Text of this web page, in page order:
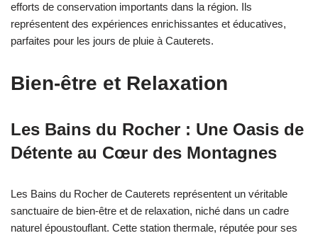
efforts de conservation importants dans la région. Ils
représentent des expériences enrichissantes et éducatives,
parfaites pour les jours de pluie à Cauterets.
Bien-être et Relaxation
Les Bains du Rocher : Une Oasis de
Détente au Cœur des Montagnes
Les Bains du Rocher de Cauterets représentent un véritable
sanctuaire de bien-être et de relaxation, niché dans un cadre
naturel époustouflant. Cette station thermale, réputée pour ses